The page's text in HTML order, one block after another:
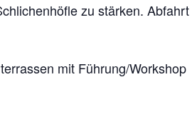
zu stärken. Abfahrt
mit Führung/Workshop